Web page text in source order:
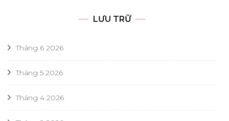
LƯU TRỮ
Tháng 6 2026
Tháng 5 2026
Tháng 4 2026